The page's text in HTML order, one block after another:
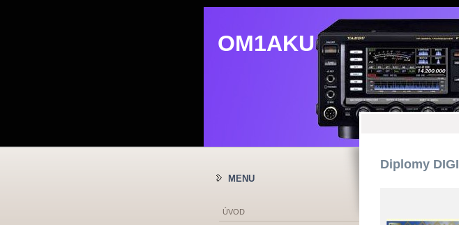
OM1AKU
OM1AKU
Diplomy DIGI
MENU
ÚVOD